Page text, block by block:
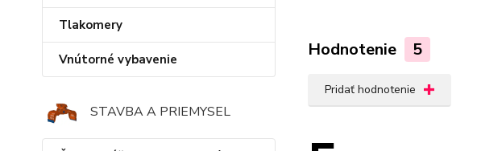
Tlakomery
Vnútorné vybavenie
STAVBA A PRIEMYSEL
Hodnotenie 5
Pridať hodnotenie